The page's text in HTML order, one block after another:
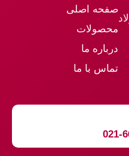
صفحه اصلی
محصولات
درباره ما
تماس با ما
021-